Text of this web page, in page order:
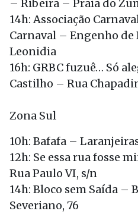
– Ribeira – Praia do
14h: Associação
Carnaval – Engenho
Leonidia
16h: GRBC fuzuê… Só
Castilho – Rua
Zona Sul
10h: Bafafa –
12h: Se essa rua fosse
Rua Paulo VI, s/n
14h: Bloco sem Saída –
Severiano, 76